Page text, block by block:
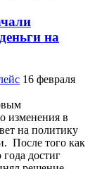
на
16 февраля
изменения в
на политику
После того как
достиг